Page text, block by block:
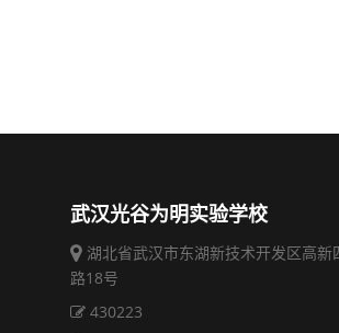
武汉光谷为明实验学校
湖北省武汉市东湖新技术开发区高新
路18号
430223